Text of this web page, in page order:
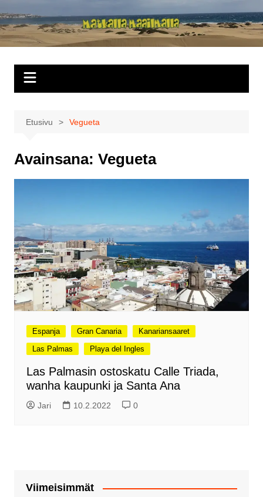
sisältöön
Matkalla
maailmalla
Etusivu Vegueta
Avainsana: Vegueta
Espanja Gran Canaria
Kanariansaaret
Las Palmas
Playa del Ingles
Las Palmasin ostoskatu Calle Triada,
wanha kaupunki ja Santa Ana
Jari 10.2.2022 0
Viimeisimmät